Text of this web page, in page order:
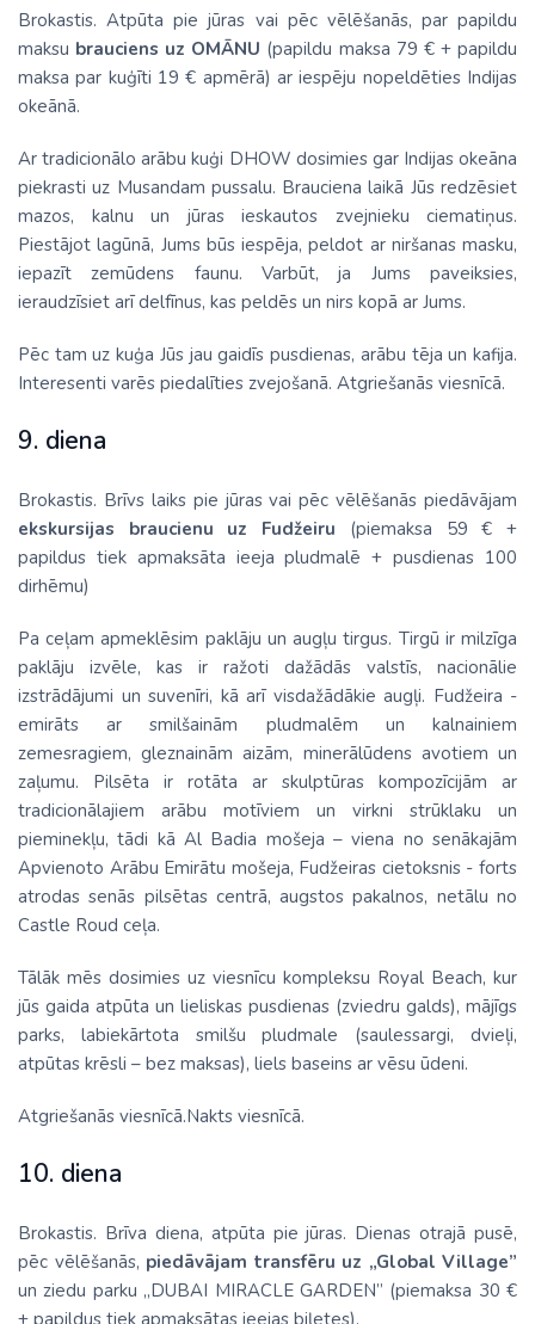
Brokastis. Atpūta pie jūras vai pēc vēlēšanās, par papildu
maksu brauciens uz OMĀNU (papildu maksa 79 € + papildu
maksa par kuģīti 19 € apmērā) ar iespēju nopeldēties Indijas
okeānā.
Ar tradicionālo arābu kuģi DHOW dosimies gar Indijas okeāna
piekrasti uz Musandam pussalu. Brauciena laikā Jūs redzēsiet
mazos, kalnu un jūras ieskautos zvejnieku ciematiņus.
Piestājot lagūnā, Jums būs iespēja, peldot ar niršanas masku,
iepazīt zemūdens faunu. Varbūt, ja Jums paveiksies,
ieraudzīsiet arī delfīnus, kas peldēs un nirs kopā ar Jums.
Pēc tam uz kuģa Jūs jau gaidīs pusdienas, arābu tēja un kafija.
Interesenti varēs piedalīties zvejošanā. Atgriešanās viesnīcā.
9. diena
Brokastis. Brīvs laiks pie jūras vai pēc vēlēšanās piedāvājam
ekskursijas braucienu uz Fudžeiru (piemaksa 59 € +
papildus tiek apmaksāta ieeja pludmalē + pusdienas 100
dirhēmu)
Pa ceļam apmeklēsim paklāju un augļu tirgus. Tirgū ir milzīga
paklāju izvēle, kas ir ražoti dažādās valstīs, nacionālie
izstrādājumi un suvenīri, kā arī visdažādākie augļi. Fudžeira -
emirāts ar smilšainām pludmalēm un kalnainiem
zemesragiem, gleznainām aizām, minerālūdens avotiem un
zaļumu. Pilsēta ir rotāta ar skulptūras kompozīcijām ar
tradicionālajiem arābu motīviem un virkni strūklaku un
pieminekļu, tādi kā Al Badia mošeja – viena no senākajām
Apvienoto Arābu Emirātu mošeja, Fudžeiras cietoksnis - forts
atrodas senās pilsētas centrā, augstos pakalnos, netālu no
Castle Roud ceļa.
Tālāk mēs dosimies uz viesnīcu kompleksu Royal Beach, kur
jūs gaida atpūta un lieliskas pusdienas (zviedru galds), mājīgs
parks, labiekārtota smilšu pludmale (saulessargi, dvieļi,
atpūtas krēsli – bez maksas), liels baseins ar vēsu ūdeni.
Atgriešanās viesnīcā.Nakts viesnīcā.
10. diena
Brokastis. Brīva diena, atpūta pie jūras. Dienas otrajā pusē,
pēc vēlēšanās, piedāvājam transfēru uz „Global Village”
un ziedu parku „DUBAI MIRACLE GARDEN” (piemaksa 30 €
+ papildus tiek apmaksātas ieejas biļetes).